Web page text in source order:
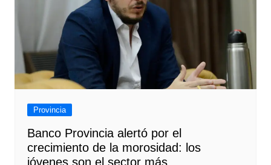
Provincia
Banco Provincia alertó por el
crecimiento de la morosidad: los
jóvenes son el sector más